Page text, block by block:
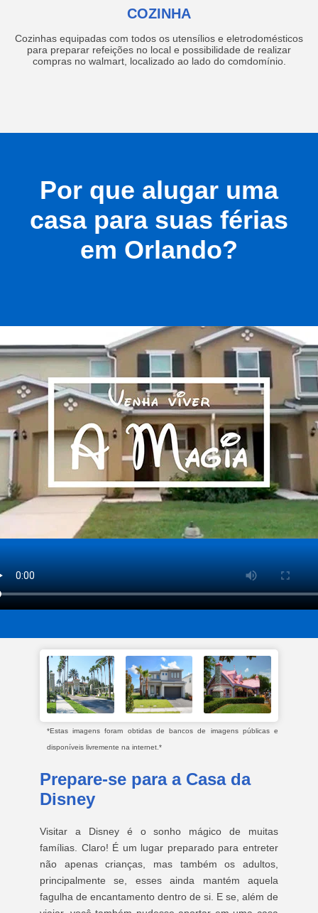
COZINHA
Cozinhas equipadas com todos os utensílios e eletrodomésticos
para preparar refeições no local e possibilidade de realizar
compras no walmart, localizado ao lado do comdomínio.
Por que alugar uma
casa para suas férias
em Orlando?
*Estas imagens foram obtidas de bancos de imagens públicas e
disponíveis livremente na internet.*
Prepare-se para a Casa da
Disney
Visitar a Disney é o sonho mágico de muitas
famílias. Claro! É um lugar preparado para entreter
não apenas crianças, mas também os adultos,
principalmente se, esses ainda mantém aquela
fagulha de encantamento dentro de si. E se, além de